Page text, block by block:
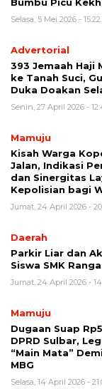
Bumbu Picu
Selasa, 5 Mei 2026 -
Advertorial
393 Jemaah Haji
ke Tanah Suci,
Duka Doakan
Senin, 27 April 2026 -
Mamuju
Kisah Warga
Jalan, Indikasi
dan Sinergitas
Kepolisian bagi
Jumat, 24 April 2026 -
Daerah
Parkir Liar dan
Siswa SMK
Jumat, 24 April 2026 -
Mamuju
Dugaan Suap
DPRD Sulbar,
“Main Mata”
MBG
Selasa, 14 April 2026 -